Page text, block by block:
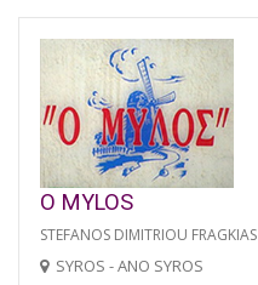
O MYLOS
STEFANOS DIMITRIOU FRAGKIAS
SYROS - ANO SYROS